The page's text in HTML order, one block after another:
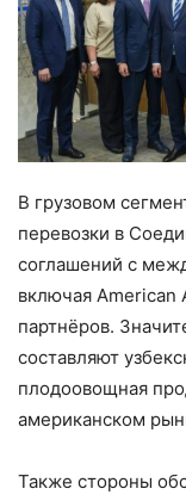
В грузовом
перевозки в
соглашений с
включая American
партнёров.
составляют
плодоовощная
американском
Также стороны